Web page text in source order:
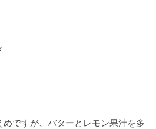
ですが、バターとレモン果汁を多